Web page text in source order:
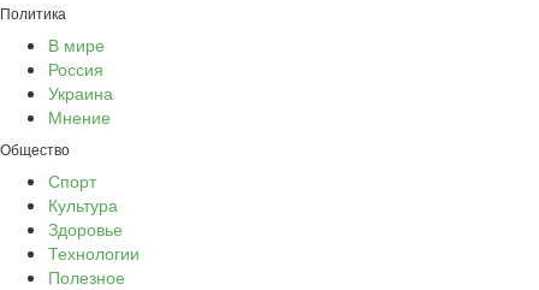
Политика
В мире
Россия
Украина
Мнение
Общество
Спорт
Культура
Здоровье
Технологии
Полезное